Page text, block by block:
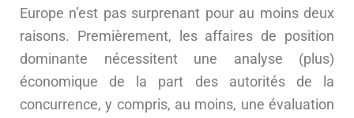
Europe n’est pas surprenant pour au moins deux
raisons. Premièrement, les affaires de position
dominante nécessitent une analyse (plus)
économique de la part des autorités de la
concurrence, y compris, au moins, une évaluation